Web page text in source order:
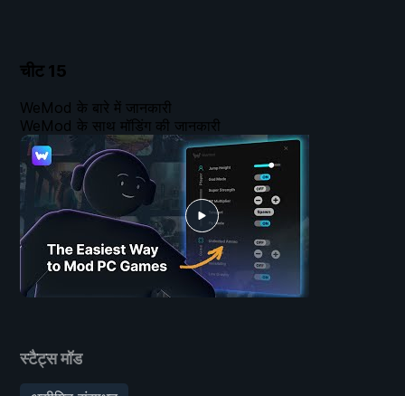
चीट 15
स्टैट्स मॉड
WeMod के बारे में जानकारी
WeMod के साथ मॉडिंग की जानकारी